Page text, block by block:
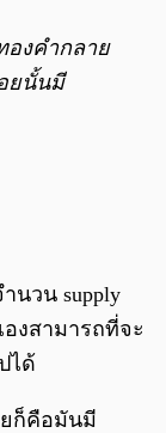
องคำกลาย
ยนั้นมี
นวน supply
งสามารถที่จะ
ได้
ก็คือมันมี